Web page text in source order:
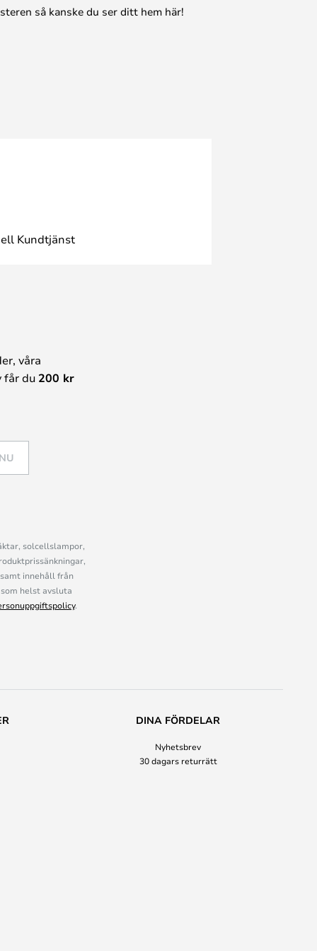
så kanske du ser ditt hem här!
Kundtjänst
våra
får du 200 kr
solcellslampor,
innehåll från
helst avsluta
.
DINA FÖRDELAR
Nyhetsbrev
30 dagars returrätt